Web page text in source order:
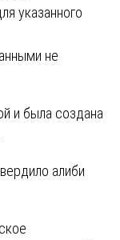
указанного
не
и была создана
алиби